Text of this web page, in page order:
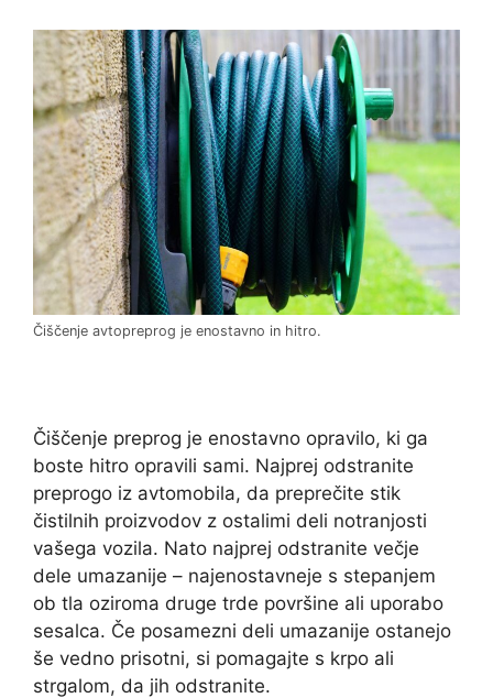
Čiščenje avtopreprog je enostavno in hitro.
Čiščenje preprog je enostavno opravilo, ki ga
boste hitro opravili sami. Najprej odstranite
preprogo iz avtomobila, da preprečite stik
čistilnih proizvodov z ostalimi deli notranjosti
vašega vozila. Nato najprej odstranite večje
dele umazanije – najenostavneje s stepanjem
ob tla oziroma druge trde površine ali uporabo
sesalca. Če posamezni deli umazanije ostanejo
še vedno prisotni, si pomagajte s krpo ali
strgalom, da jih odstranite.